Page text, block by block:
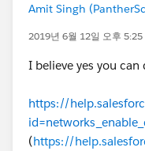
Amit Singh
2019년 6월 12일 오후 5:25
I believe yes you
https://
(https://